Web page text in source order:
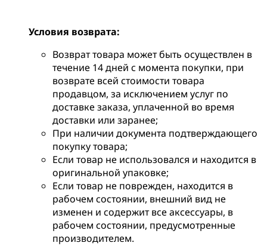
Условия возврата:
Возврат товара может быть осуществлен в
течение 14 дней с момента покупки, при
возврате всей стоимости товара
продавцом, за исключением услуг по
доставке заказа, уплаченной во время
доставки или заранее;
При наличии документа подтверждающего
покупку товара;
Если товар не использовался и находится в
оригинальной упаковке;
Если товар не поврежден, находится в
рабочем состоянии, внешний вид не
изменен и содержит все аксессуары, в
рабочем состоянии, предусмотренные
производителем.